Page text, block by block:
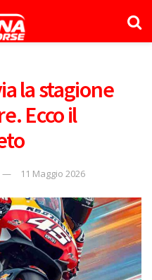
la stagione
Ecco il
11 Maggio 2026